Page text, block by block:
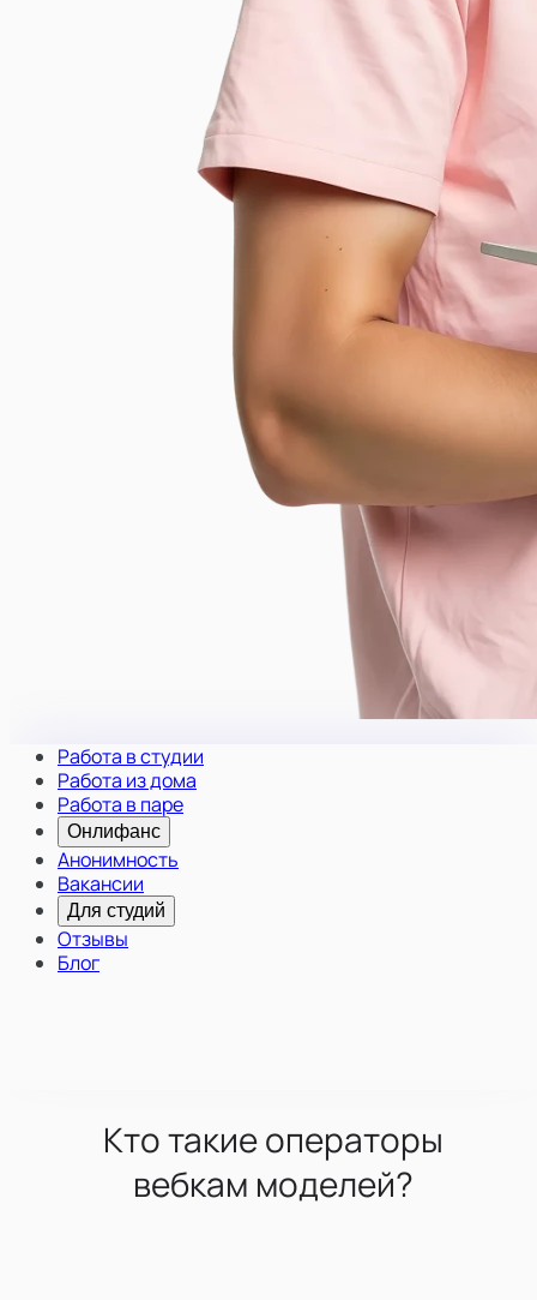
Работа в студии
Работа из дома
Работа в паре
Онлифанс
Анонимность
Вакансии
Для студий
Отзывы
Блог
Кто такие операторы
вебкам моделей?